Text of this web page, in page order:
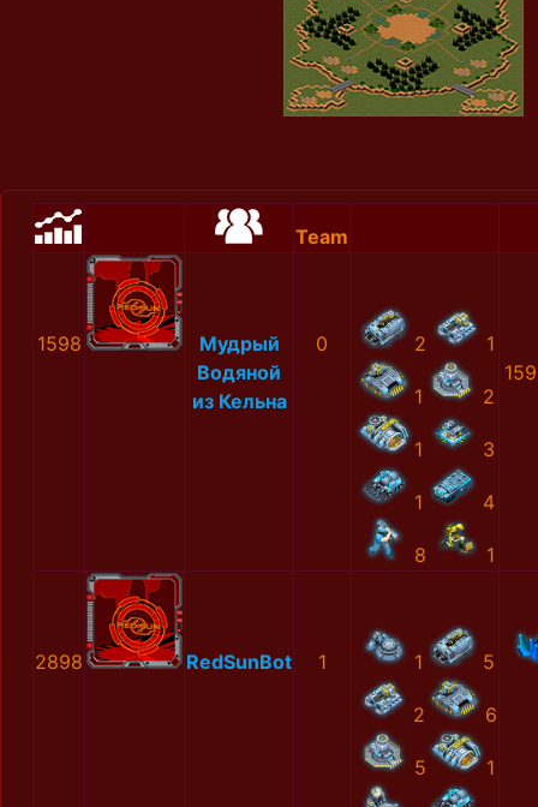
Team
1598
Мудрый
Водяной
из Кельна
0 2 1
1 2
1 3
1 4
8 1
2898 RedSunBot 1 1 5
2 6
5 1